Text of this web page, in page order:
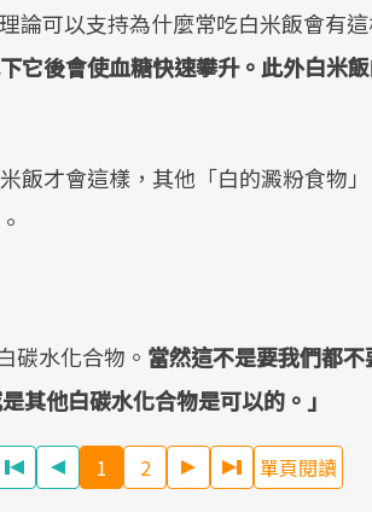
論可以支持為什麼常吃白米飯會有這
它後會使血糖快速攀升。此外白米
飯才會這樣，其他「白的澱粉食物
碳水化合物。 當然這不是要我們都
其他白碳水化合物是可以的。」
1 2 單頁閱讀